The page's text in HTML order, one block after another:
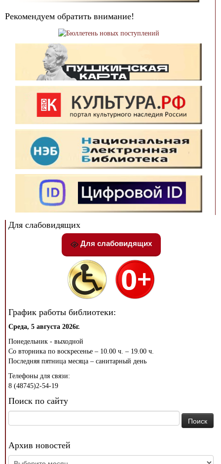
Рекомендуем обратить внимание!
Для слабовидящих
Для слабовидящих
График работы библиотеки:
Среда, 5 августа 2026г.
Понедельник - выходной
Со вторника по воскресенье – 10.00 ч. – 19.00 ч.
Последняя пятница месяца – санитарный день
Телефоны для связи:
8 (48745)2-54-19
Поиск по сайту
Архив новостей
Архив